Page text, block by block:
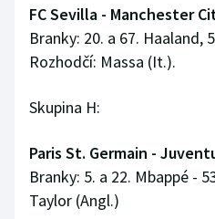
FC Sevilla - Manchester
Branky: 20. a 67. Haaland,
Rozhodčí: Massa (It.).
Skupina H:
Paris St. Germain -
Branky: 5. a 22. Mbappé -
Taylor (Angl.)